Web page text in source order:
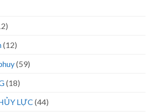
(12)
(59)
(18)
LỰC (44)